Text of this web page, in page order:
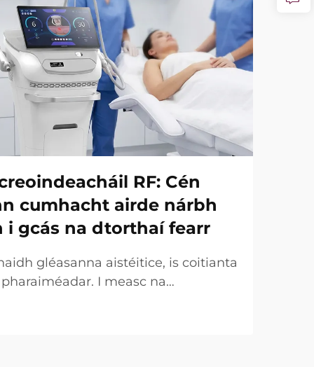
RF: Cén
cumhacht airde nárbh
i gcás na dtorthaí fearr
gléasanna aistéitice, is coitianta
I measc na
tábhachtach. Áfach, ó